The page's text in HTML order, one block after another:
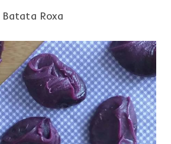
Batata Roxa